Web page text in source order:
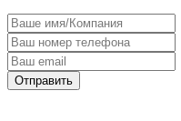
Отправить